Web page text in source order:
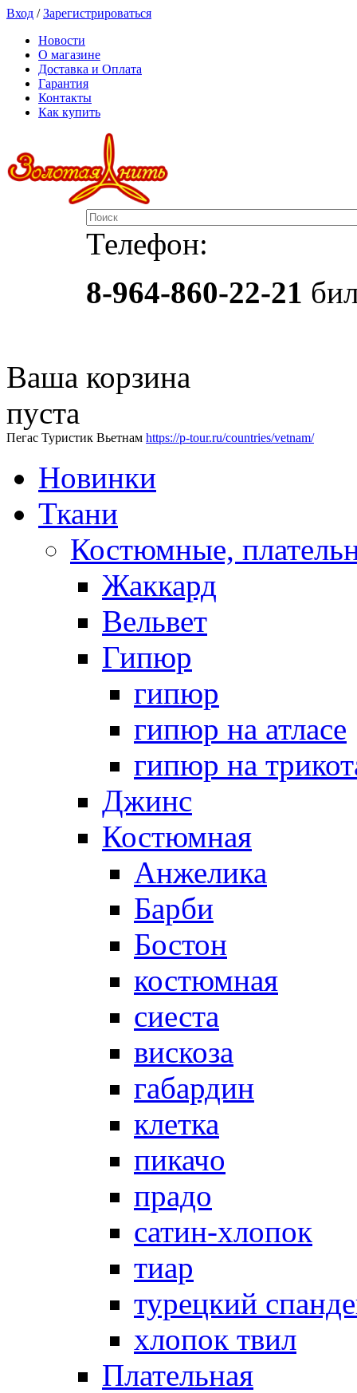
Вход /Зарегистрироваться
Новости
О магазине
Доставка и Оплата
Гарантия
Контакты
Как купить
Телефон:
8-964-860-22-21
Ваша корзина
пуста
Пегас Туристик Вьетнам https://p-tour.ru/countries/vetnam/
Новинки
Ткани
Костюмные,
Жаккард
Вельвет
Гипюр
гипюр
гипюр на атласе
гипюр на
Джинс
Костюмная
Анжелика
Барби
Бостон
костюмная
сиеста
вискоза
габардин
клетка
пикачо
прадо
сатин-хлопок
тиар
турецкий
хлопок твил
Плательная